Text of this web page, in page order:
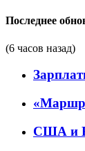
Последнее
(6 часов назад)
США и